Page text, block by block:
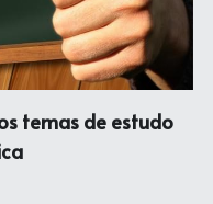
temas de estudo